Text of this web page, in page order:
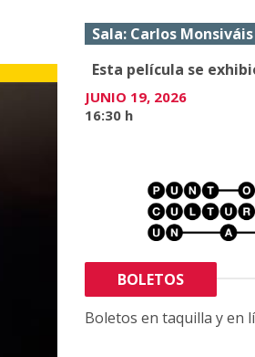
Sala: Carlos Monsiváis
Esta película se
JUNIO 19, 2026
16:30 h
BOLETOS
Boletos en taquilla y en